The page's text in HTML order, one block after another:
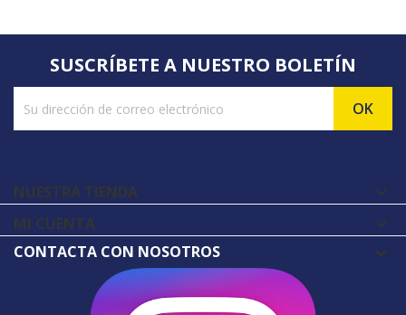
SUSCRÍBETE A NUESTRO BOLETÍN
NUESTRA TIENDA 
MI CUENTA 
CONTACTA CON NOSOTROS